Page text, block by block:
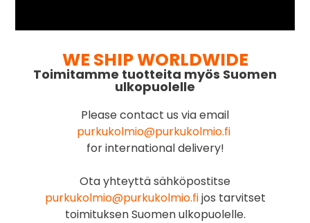
WE SHIP WORLDWIDE
Toimitamme tuotteita myös Suomen
ulkopuolelle
Please contact us via email
purkukolmio@purkukolmio.fi
for international delivery!
Ota yhteyttä sähköpostitse
purkukolmio@purkukolmio.fijos tarvitset
toimituksen Suomen ulkopuolelle.